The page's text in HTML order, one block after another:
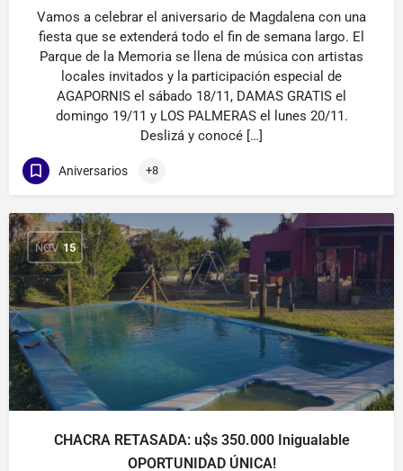
Vamos a celebrar el aniversario de Magdalena con una
fiesta que se extenderá todo el fin de semana largo. El
Parque de la Memoria se llena de música con artistas
locales invitados y la participación especial de
AGAPORNIS el sábado 18/11, DAMAS GRATIS el
domingo 19/11 y LOS PALMERAS el lunes 20/11.
Deslizá y conocé […]
Aniversarios +8
NOV 15
CHACRA RETASADA: u$s 350.000 Inigualable
OPORTUNIDAD ÚNICA!